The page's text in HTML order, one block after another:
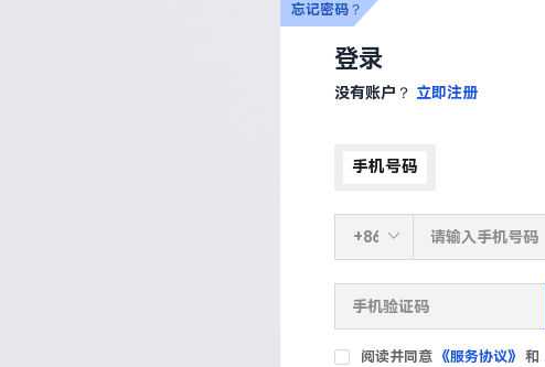
登录
没有账户？ 立即注册
手机号码
阅读并同意 《服务协议》 和
忘记密码？